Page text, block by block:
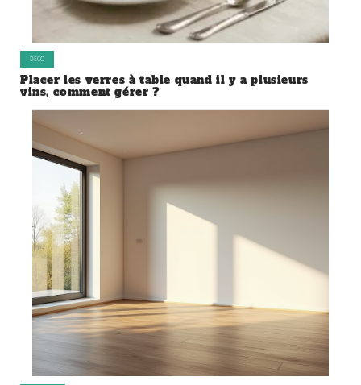
DÉCO
Placer les verres à table quand il y a plusieurs
vins, comment gérer ?